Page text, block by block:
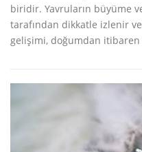
biridir. Yavruların büyüme
tarafından dikkatle izlenir
gelişimi, doğumdan itibaren